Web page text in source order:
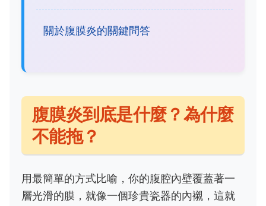
關於腹膜炎的關鍵問答
腹膜炎到底是什麼？為什麼
不能拖？
用最簡單的方式比喻，你的腹腔內壁覆蓋著一
層光滑的膜，就像一個珍貴瓷器的內襯，這就